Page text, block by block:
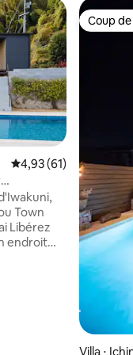
Évaluation moyenne
4,93 (61)
d'une
à un
Town
endroit
Coup
Coup
Villa ⋅